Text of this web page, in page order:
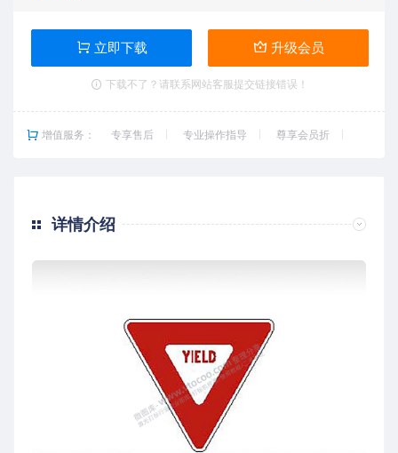
立即下载 升级会员
下载不了？请联系网站客服提交链接错误！
增值服务： 专享售后 专业操作指导 尊享会员折
详情介绍